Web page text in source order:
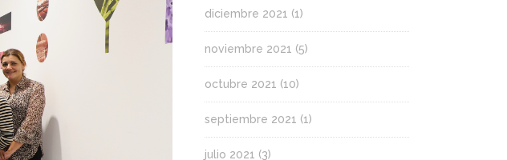
diciembre 2021 (1)
noviembre 2021 (5)
octubre 2021 (10)
septiembre 2021 (1)
julio 2021 (3)